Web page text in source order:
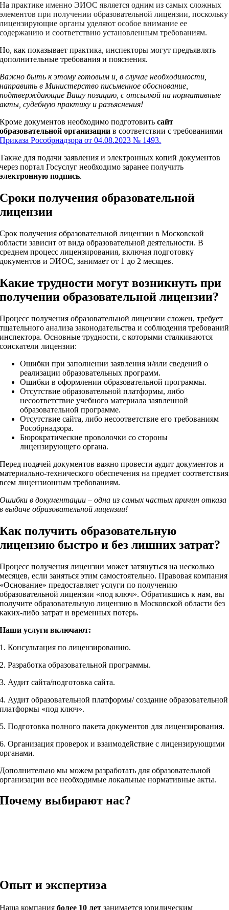
На практике именно ЭИОС является одним из самых сложных
элементов при получении образовательной лицензии, поскольку
лицензирующие органы уделяют особое внимание ее
содержанию и соответствию установленным требованиям.
Но, как показывает практика, инспекторы могут предъявлять
дополнительные требования и пояснения.
Важно быть к этому готовым и, в случае необходимости,
направить в Министерство письменное обоснование,
подтверждающие Вашу позицию,с отсылкой на нормативные
акты, судебную практику и разъяснения!
Кроме документов необходимо подготовитьсайт
образовательной организации в соответствии с требованиями
Приказа Рособрнадзора от 04.08.2023 № 1493.
Также для подачи заявления и электронных копий документов
через портал Госуслуг необходимо заранее получить
электронную подпись.
Сроки получения образовательной
лицензии
Срок получения образовательной лицензии в Московской
области зависит от вида образовательной деятельности. В
среднем процесс лицензирования, включая подготовку
документов и ЭИОС, занимает от 1 до 2 месяцев.
Какие трудности могут возникнуть при
получении образовательной лицензии?
Процесс получения образовательной лицензии сложен, требует
тщательного анализа законодательства и соблюдения требований
инспектора. Основные трудности, с которыми сталкиваются
соискатели лицензии:
Ошибки при заполнении заявления и/или сведений о
реализации образовательных программ.
Ошибки в оформлении образовательной программы.
Отсутствие образовательной платформы, либо
несоответствие учебного материала заявленной
образовательной программе.
Отсутствие сайта, либо несоответствие его требованиям
Рособрнадзора.
Бюрократические проволочки со стороны
лицензирующего органа.
Перед подачей документов важно провести аудит документов и
материально-технического обеспечения на предмет соответствия
всем лицензионным требованиям.
Ошибки в документации – одна из самых частых причин отказа
в выдаче образовательной лицензии!
Как получить образовательную
лицензию быстро и без лишних затрат?
Процесс получения лицензии может затянуться на несколько
месяцев, если заняться этим самостоятельно. Правовая компания
«Основание» предоставляет услуги по получению
образовательной лицензии «под ключ». Обратившись к нам, вы
получите образовательную лицензию в Московской области без
каких-либо затрат и временных потерь.
Наши услуги включают:
1. Консультация по лицензированию.
2. Разработка образовательной программы.
3. Аудит сайта/подготовка сайта.
4. Аудит образовательной платформы/ создание образовательной
платформы «под ключ».
5. Подготовка полного пакета документов для лицензирования.
6. Организация проверок и взаимодействие с лицензирующими
органами.
Дополнительно мы можем разработать для образовательной
организации все необходимые локальные нормативные акты.
Почему выбирают нас?
Опыт и экспертиза
Наша компанияболее 10 лет занимается юридическим